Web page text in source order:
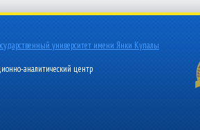
университет имени Янки Купалы
аналитический центр